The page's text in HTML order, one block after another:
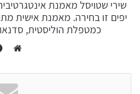
שירי שטויסל מאמנת
כמטפלת הוליסטית,